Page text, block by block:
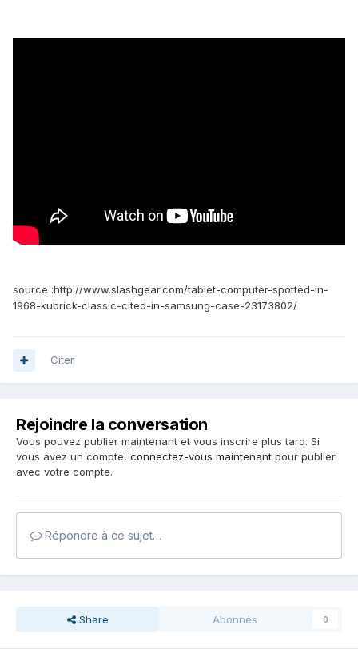
source :http://www.slashgear.com/tablet-computer-spotted-in-
1968-kubrick-classic-cited-in-samsung-case-23173802/
Citer
Rejoindre la conversation
Vous pouvez publier maintenant et vous inscrire plus tard. Si
vous avez un compte, connectez-vous maintenant pour publier
avec votre compte.
Répondre à ce sujet…
Share Abonnés 0